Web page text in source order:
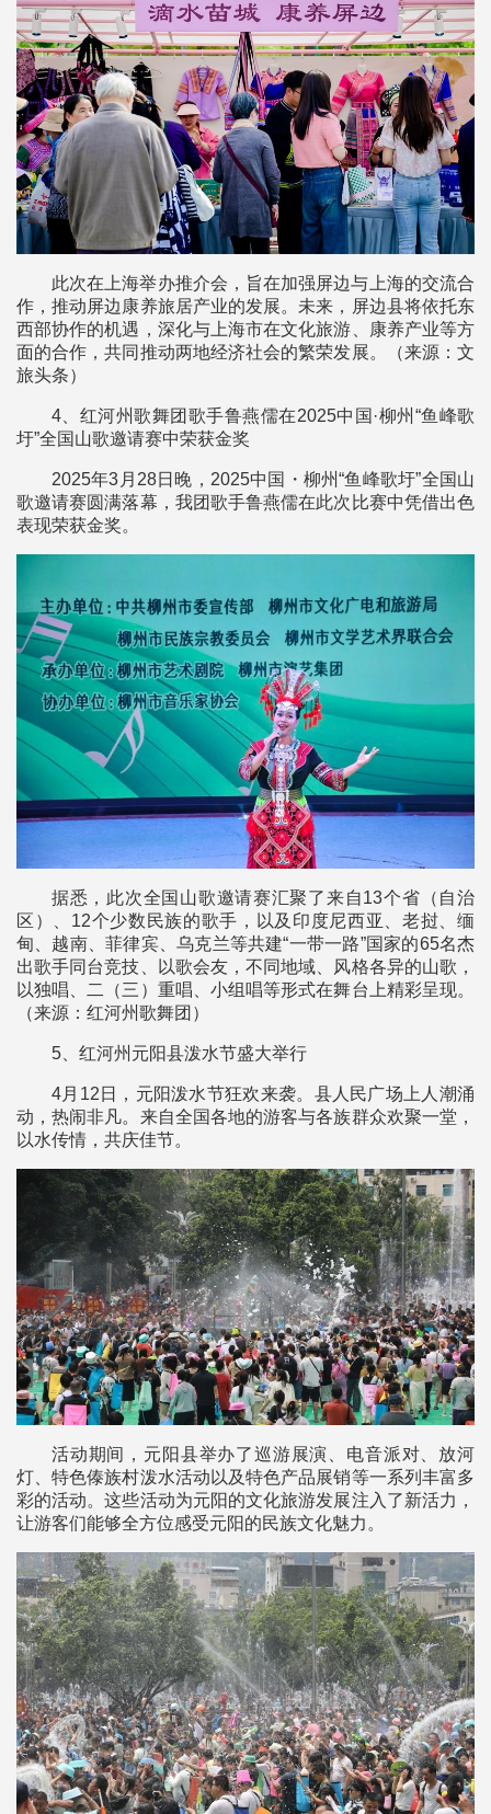
此次在上海举办推介会，旨在加强屏边与上海的交流合
作，推动屏边康养旅居产业的发展。未来，屏边县将依托东
西部协作的机遇，深化与上海市在文化旅游、康养产业等方
面的合作，共同推动两地经济社会的繁荣发展。（来源：文
旅头条）
4、红河州歌舞团歌手鲁燕儒在2025中国·柳州“鱼峰歌
圩”全国山歌邀请赛中荣获金奖
2025年3月28日晚，2025中国・柳州“鱼峰歌圩”全国山
歌邀请赛圆满落幕，我团歌手鲁燕儒在此次比赛中凭借出色
表现荣获金奖。
据悉，此次全国山歌邀请赛汇聚了来自13个省（自治
区）、12个少数民族的歌手，以及印度尼西亚、老挝、缅
甸、越南、菲律宾、乌克兰等共建“一带一路”国家的65名杰
出歌手同台竞技、以歌会友，不同地域、风格各异的山歌，
以独唱、二（三）重唱、小组唱等形式在舞台上精彩呈现。
（来源：红河州歌舞团）
5、红河州元阳县泼水节盛大举行
4月12日，元阳泼水节狂欢来袭。县人民广场上人潮涌
动，热闹非凡。来自全国各地的游客与各族群众欢聚一堂，
以水传情，共庆佳节。
活动期间，元阳县举办了巡游展演、电音派对、放河
灯、特色傣族村泼水活动以及特色产品展销等一系列丰富多
彩的活动。这些活动为元阳的文化旅游发展注入了新活力，
让游客们能够全方位感受元阳的民族文化魅力。